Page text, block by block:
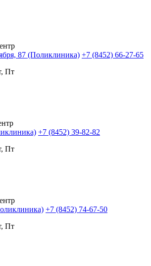
87 (Поликлиника) +7 (8452) 66-27-65
Пт
+7 (8452) 39-82-82
Пт
+7 (8452) 74-67-50
Пт